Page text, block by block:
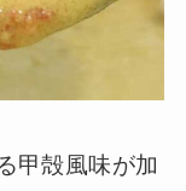
甲殻風味が加